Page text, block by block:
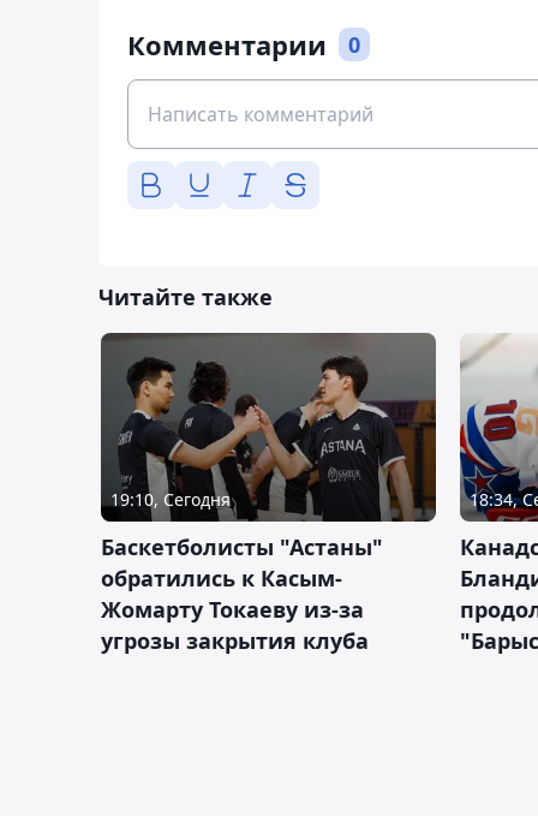
Комментарии 0
Читайте также
19:10, Сегодня
Баскетболисты "Астаны"
обратились к Касым-
Жомарту Токаеву из-за
угрозы закрытия клуба
18:34,